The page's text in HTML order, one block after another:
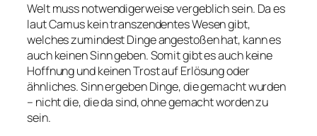
Welt muss notwendigerweise vergeblich sein. Da es
laut Camus kein transzendentes Wesen gibt,
welches zumindest Dinge angestoßen hat, kann es
auch keinen Sinn geben. Somit gibt es auch keine
Hoffnung und keinen Trost auf Erlösung oder
ähnliches. Sinn ergeben Dinge, die gemacht wurden
– nicht die, die da sind, ohne gemacht worden zu
sein.